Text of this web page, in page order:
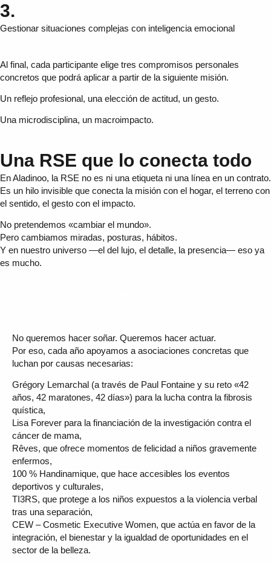
3.
Gestionar situaciones complejas con inteligencia emocional
Al final, cada participante elige tres compromisos personales
concretos que podrá aplicar a partir de la siguiente misión.
Un reflejo profesional, una elección de actitud, un gesto.
Una microdisciplina, un macroimpacto.
Una RSE que lo conecta todo
En Aladinoo, la RSE no es ni una etiqueta ni una línea en un contrato.
Es un hilo invisible que conecta la misión con el hogar, el terreno con
el sentido, el gesto con el impacto.
No pretendemos «cambiar el mundo».
Pero cambiamos miradas, posturas, hábitos.
Y en nuestro universo —el del lujo, el detalle, la presencia— eso ya
es mucho.
No queremos hacer soñar. Queremos hacer actuar.
Por eso, cada año apoyamos a asociaciones concretas que
luchan por causas necesarias:
Grégory Lemarchal (a través de Paul Fontaine y su reto «42
años, 42 maratones, 42 días») para la lucha contra la fibrosis
quística,
Lisa Forever para la financiación de la investigación contra el
cáncer de mama,
Rêves, que ofrece momentos de felicidad a niños gravemente
enfermos,
100 % Handinamique, que hace accesibles los eventos
deportivos y culturales,
TI3RS, que protege a los niños expuestos a la violencia verbal
tras una separación,
CEW – Cosmetic Executive Women, que actúa en favor de la
integración, el bienestar y la igualdad de oportunidades en el
sector de la belleza.